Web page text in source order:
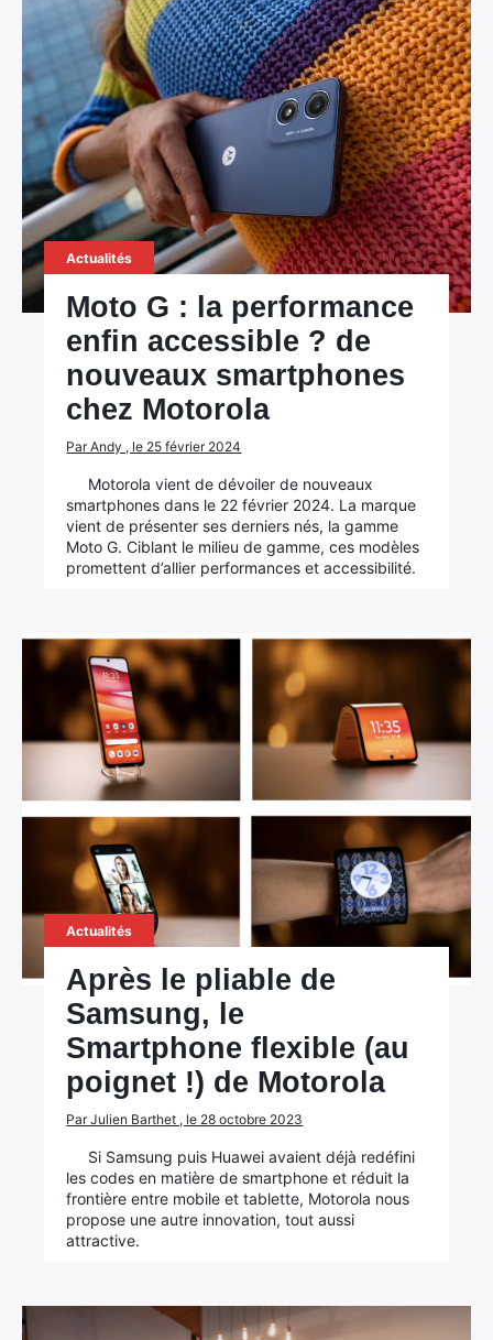
Actualités
Moto G : la performance
enfin accessible ? de
nouveaux smartphones
chez Motorola
Par Andy , le 25 février 2024
Motorola vient de dévoiler de nouveaux
smartphones dans le 22 février 2024. La marque
vient de présenter ses derniers nés, la gamme
Moto G. Ciblant le milieu de gamme, ces modèles
promettent d’allier performances et accessibilité.
Actualités
Après le pliable de
Samsung, le
Smartphone flexible (au
poignet !) de Motorola
Par Julien Barthet , le 28 octobre 2023
Si Samsung puis Huawei avaient déjà redéfini
les codes en matière de smartphone et réduit la
frontière entre mobile et tablette, Motorola nous
propose une autre innovation, tout aussi
attractive.